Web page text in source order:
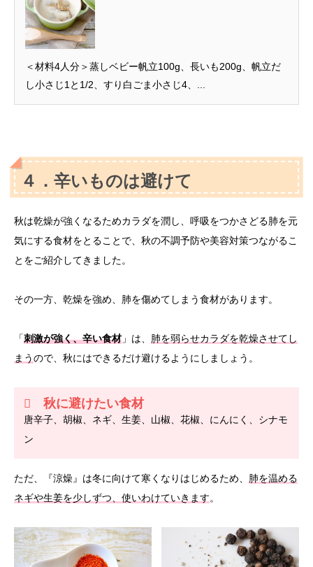
＜材料4人分＞蒸しベビー帆立100g、長いも200g、帆立だ
し小さじ1と1/2、すり白ごま小さじ4、...
４．辛いものは避けて
秋は乾燥が強くなるためカラダを潤し、呼吸をつかさどる肺を元
気にする食材をとることで、秋の不調予防や美容対策つながるこ
とをご紹介してきました。
その一方、乾燥を強め、肺を傷めてしまう食材があります。
「刺激が強く、辛い食材」は、 肺を弱らせカラダを乾燥させてし
まうので、秋にはできるだけ避けるようにしましょう。
秋に避けたい食材
唐辛子、胡椒、ネギ、生姜、山椒、花椒、にんにく、シナモ
ン
ただ、『涼燥』は冬に向けて寒くなりはじめるため、 肺を温める
ネギや生姜を少しずつ、使いわけていきます。